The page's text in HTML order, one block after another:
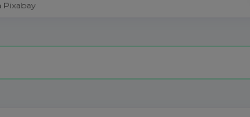
Pixabay